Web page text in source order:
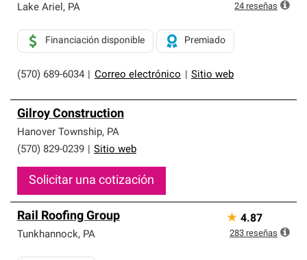
exclusiva y cumplen con estándares estrictos de
Solo ellos pueden ofrecer nuestra mejor garantía de
sistemas de techos.
Lake Ariel, PA
(570) 689-6034 Correo electrónico Sitio web
Financiación disponible Premiado
24 reseñas
Gilroy Construction
Hanover Township, PA
(570) 829-0239
Sitio web
Solicitar una cotización
Rail Roofing Group
Tunkhannock, PA
★ 4.87
283 reseñas